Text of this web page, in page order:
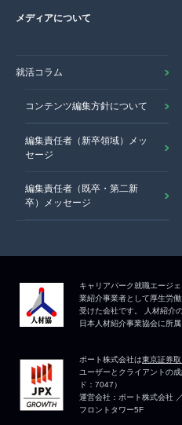
メディアについて
就活コラム
コンテンツ編集方針について
編集責任者（新卒領域）メッ
セージ
編集責任者（既卒・第二新
卒）メッセージ